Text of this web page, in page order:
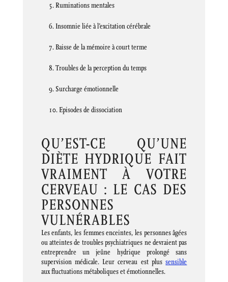
Ruminations mentales
Insomnie liée à l’excitation cérébrale
Baisse de la mémoire à court terme
Troubles de la perception du temps
Surcharge émotionnelle
Episodes de dissociation
QU’EST-CE QU’UNE
DIÈTE HYDRIQUE FAIT
VRAIMENT À VOTRE
CERVEAU : LE CAS DES
PERSONNES
VULNÉRABLES
Les enfants, les femmes enceintes, les personnes âgées
ou atteintes de troubles psychiatriques ne devraient pas
entreprendre un jeûne hydrique prolongé sans
supervision médicale. Leur cerveau est plussensible
aux fluctuations métaboliques et émotionnelles.